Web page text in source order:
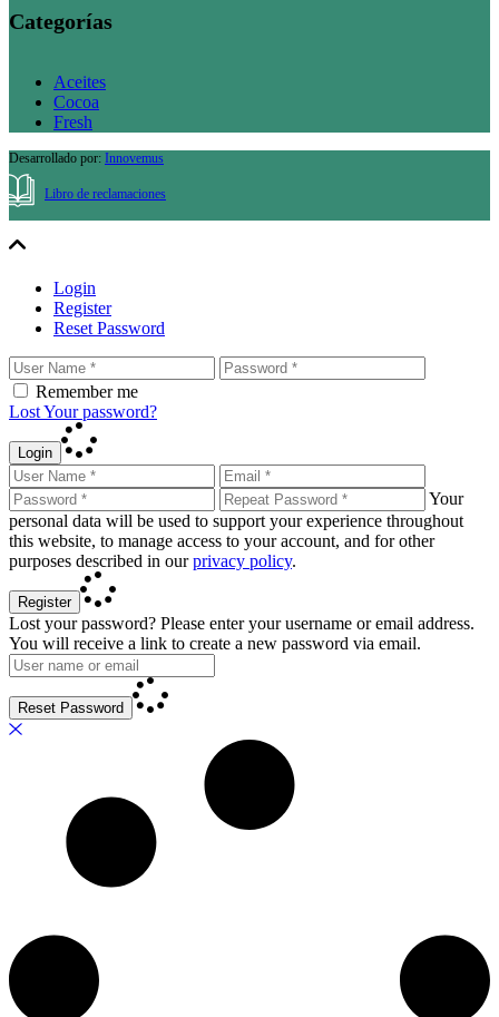
Categorías
Aceites
Cocoa
Fresh
Desarrollado por: Innovemus
Libro de reclamaciones
Login
Register
Reset Password
Remember me
Lost Your password?
Login
Your
personal data will be used to support your experience throughout
this website, to manage access to your account, and for other
purposes described in ourprivacy policy.
Register
Lost your password? Please enter your username or email address.
You will receive a link to create a new password via email.
Reset Password